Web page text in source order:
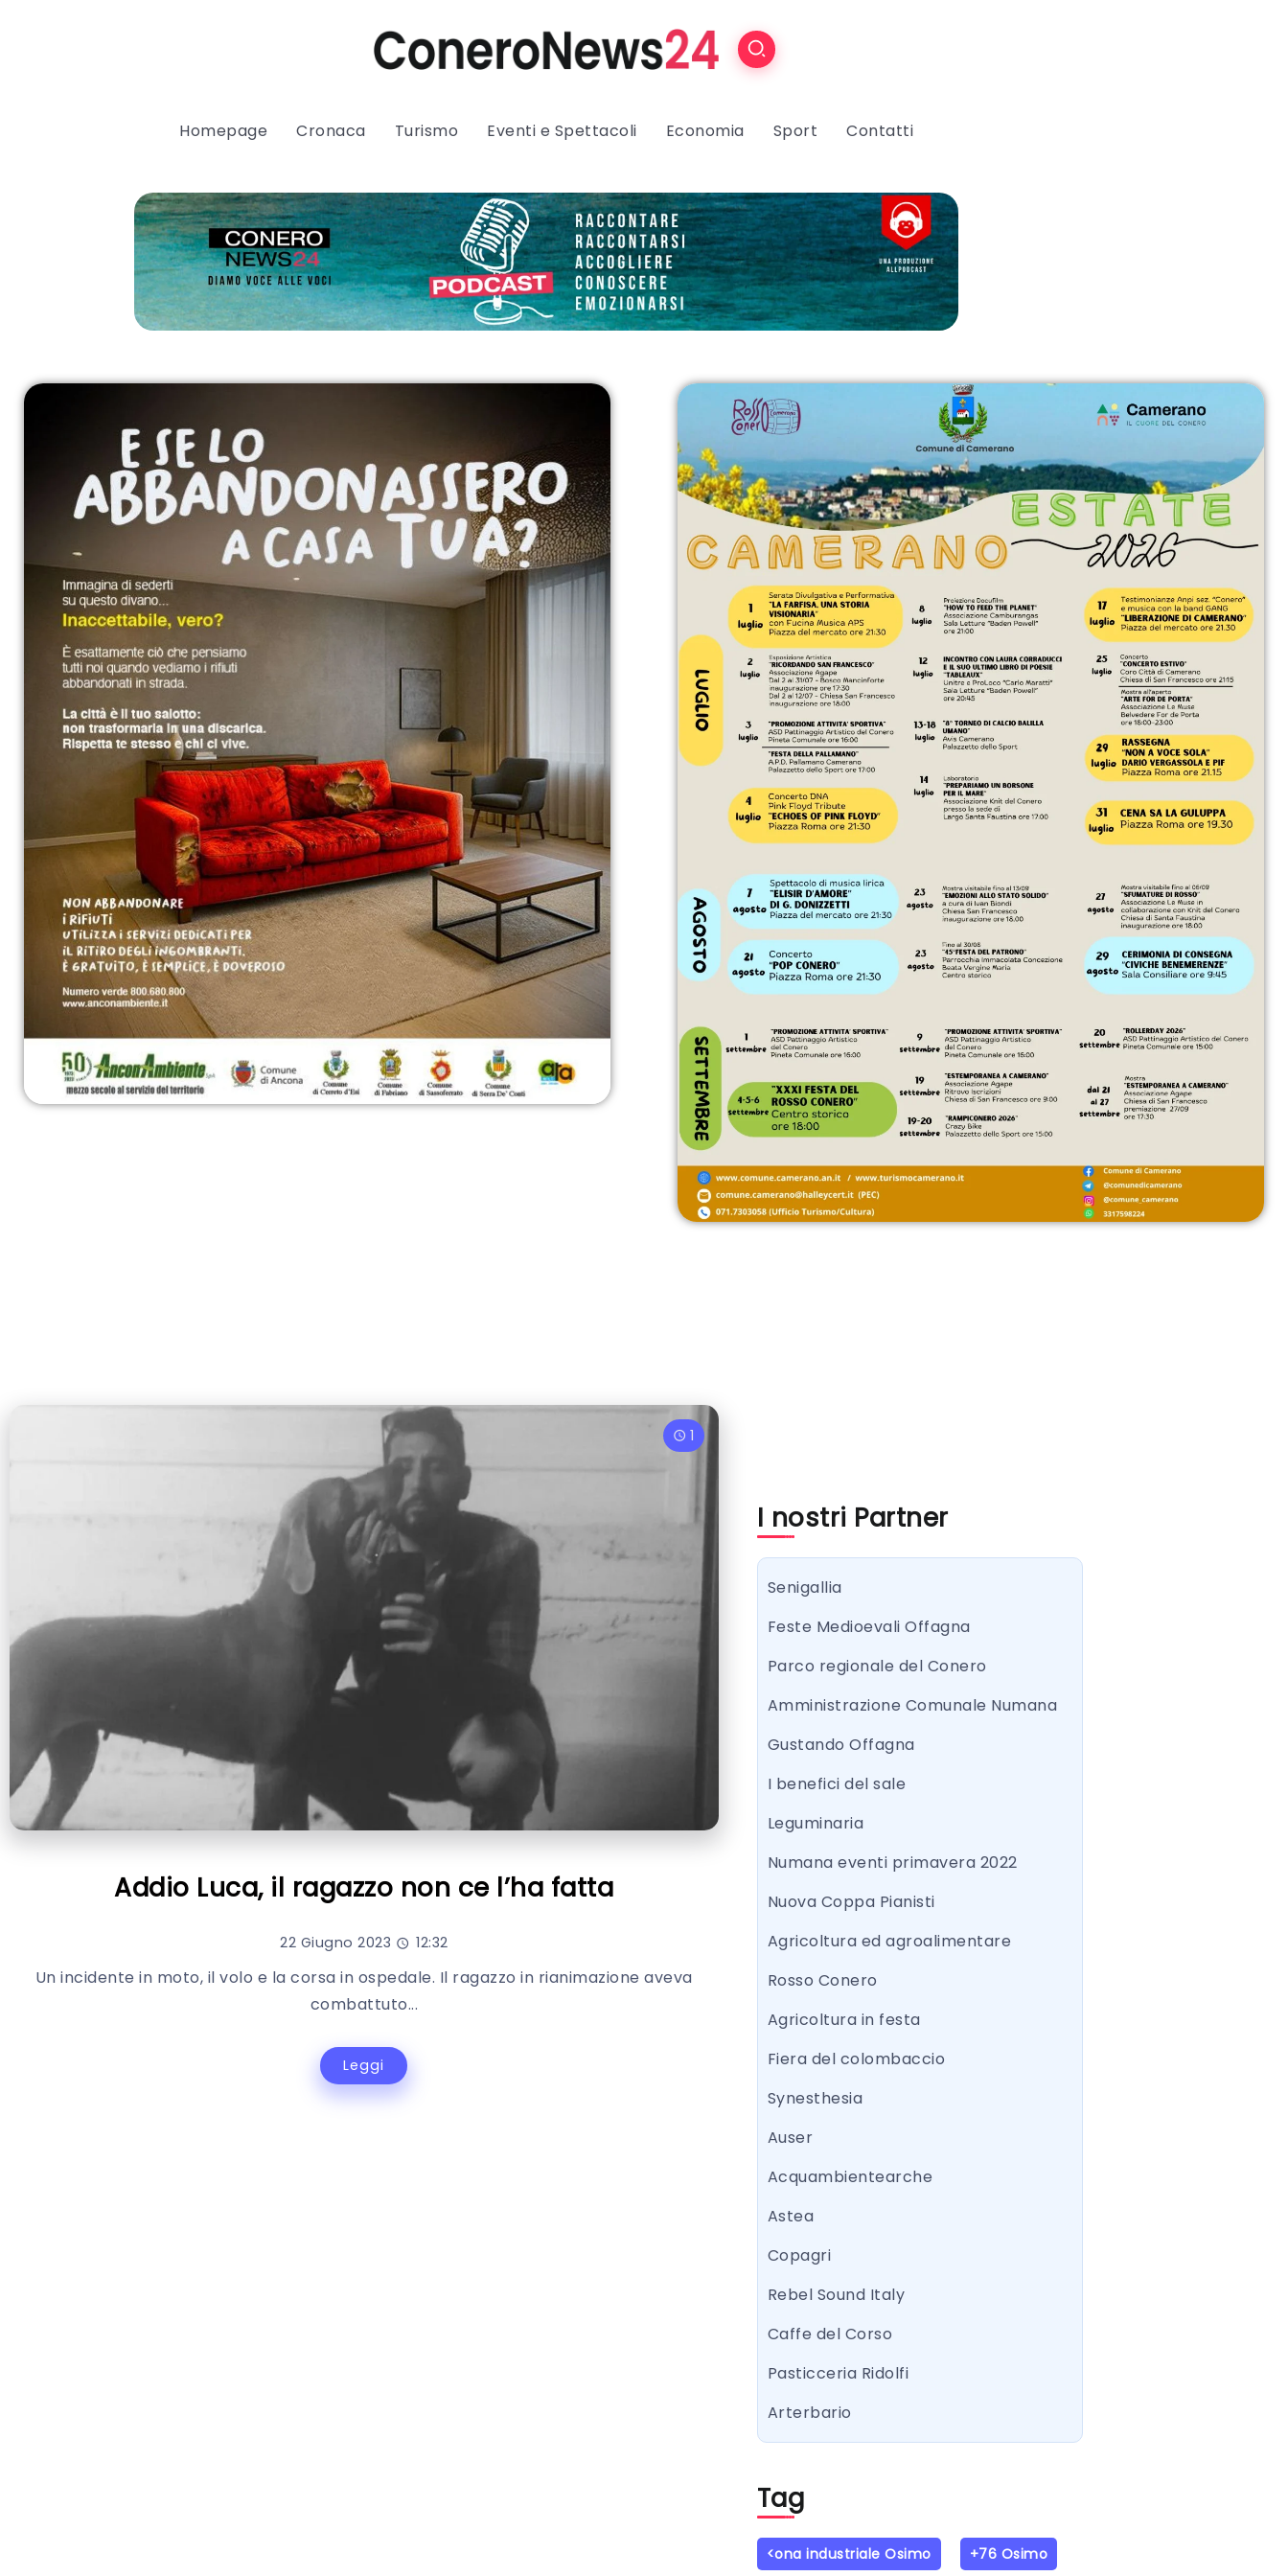
Homepage Cronaca Turismo Eventi e Spettacoli Economia Sport Contatti
1
Addio Luca, il ragazzo non ce l’ha fatta
22 Giugno 2023 12:32
Un incidente in moto, il volo e la corsa in ospedale. Il ragazzo in rianimazione aveva
combattuto...
Leggi
I nostri Partner
Senigallia
Feste Medioevali Offagna
Parco regionale del Conero
Amministrazione Comunale Numana
Gustando Offagna
I benefici del sale
Leguminaria
Numana eventi primavera 2022
Nuova Coppa Pianisti
Agricoltura ed agroalimentare
Rosso Conero
Agricoltura in festa
Fiera del colombaccio
Synesthesia
Auser
Acquambientearche
Astea
Copagri
Rebel Sound Italy
Caffe del Corso
Pasticceria Ridolfi
Arterbario
Tag
<ona industriale Osimo +76 Osimo